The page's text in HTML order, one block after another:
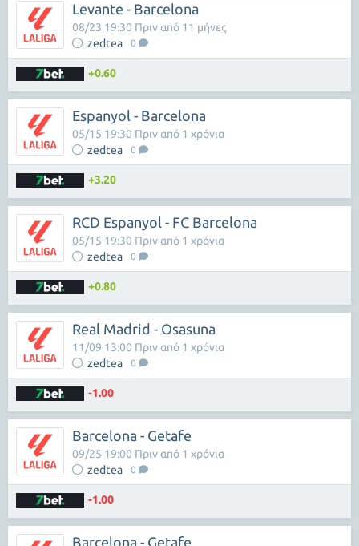
Levante - Barcelona
zedtea 0
08/23 19:30 Πριν από 11 μήνες
+0.60
Espanyol - Barcelona
zedtea 0
05/15 19:30 Πριν από 1 χρόνια
+3.20
RCD Espanyol - FC Barcelona
zedtea 0
05/15 19:30 Πριν από 1 χρόνια
+0.80
Real Madrid - Osasuna
zedtea 0
11/09 13:00 Πριν από 1 χρόνια
-1.00
Barcelona - Getafe
zedtea 0
09/25 19:00 Πριν από 1 χρόνια
-1.00
Barcelona - Getafe